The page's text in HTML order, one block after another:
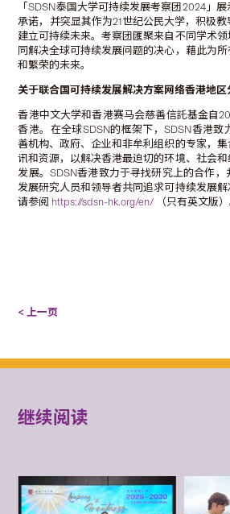
「SDSN泰国大学可持续发展考察团2024」
承诺，并突显其作为21世纪公民大学，积极教
建立可持续未来。考察团匯聚来自不同学术
同解决全球可持续发展问题的决心，藉此为
和繁荣的未来。
关于联合国可持续发展解决方案网络香港地区
香港中文大学和香港赛马会慈善信託基金自
香港。在全球SDSN的框架下，SDSN香港
善机构、政府、企业和非牟利组织的专家，
讯和资源，以解决香港最迫切的环境、社会
发展。SDSN香港致力于寻找研究上的合作
发展研究人员和领导者共同追求可持续发展解
请参阅 https://sdsn-hk.org/en/ （只有英文版）
< 上一页
继续阅读